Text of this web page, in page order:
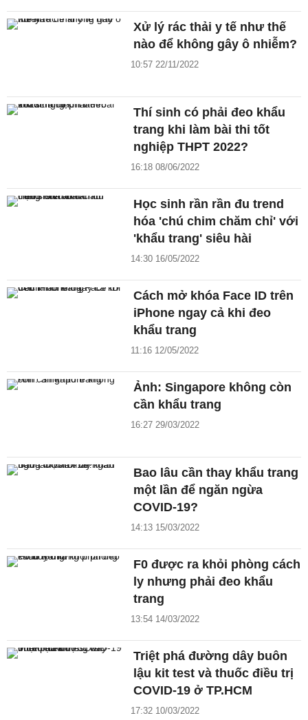
Xử lý rác thải y tế như thế
nào để không gây ô nhiễm?
10:57 22/11/2022
Thí sinh có phải đeo khẩu
trang khi làm bài thi tốt
nghiệp THPT 2022?
16:18 08/06/2022
Học sinh rần rần đu trend
hóa 'chú chim chăm chỉ' với
'khẩu trang' siêu hài
14:30 16/05/2022
Cách mở khóa Face ID trên
iPhone ngay cả khi đeo
khẩu trang
11:16 12/05/2022
Ảnh: Singapore không còn
cần khẩu trang
16:27 29/03/2022
Bao lâu cần thay khẩu trang
một lần để ngăn ngừa
COVID-19?
14:13 15/03/2022
F0 được ra khỏi phòng cách
ly nhưng phải đeo khẩu
trang
13:54 14/03/2022
Triệt phá đường dây buôn
lậu kit test và thuốc điều trị
COVID-19 ở TP.HCM
17:32 10/03/2022